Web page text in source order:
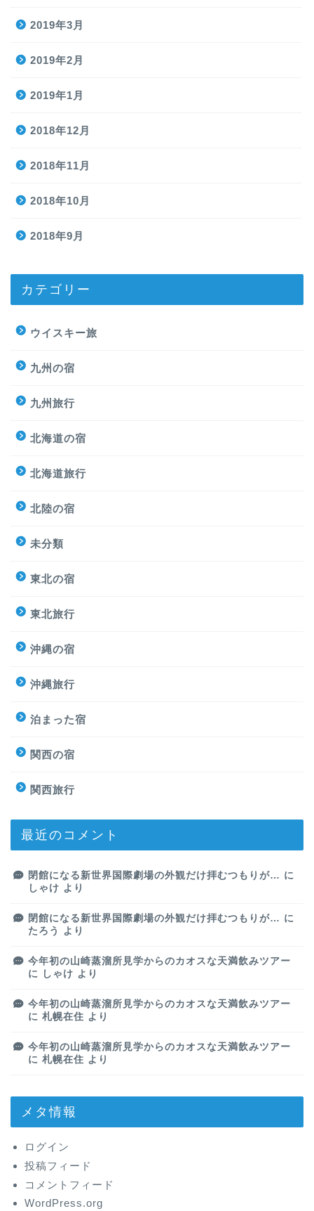
2019年3月
2019年2月
2019年1月
2018年12月
2018年11月
2018年10月
2018年9月
カテゴリー
ウイスキー旅
九州の宿
九州旅行
北海道の宿
北海道旅行
北陸の宿
未分類
東北の宿
東北旅行
沖縄の宿
沖縄旅行
泊まった宿
関西の宿
関西旅行
最近のコメント
閉館になる新世界国際劇場の外観だけ拝むつもりが… に
しゃけ より
閉館になる新世界国際劇場の外観だけ拝むつもりが… に
たろう
より
今年初の山崎蒸溜所見学からのカオスな天満飲みツアー
に
しゃけ より
今年初の山崎蒸溜所見学からのカオスな天満飲みツアー
に 札幌在住 より
今年初の山崎蒸溜所見学からのカオスな天満飲みツアー
に 札幌在住 より
メタ情報
ログイン
投稿フィード
コメントフィード
WordPress.org